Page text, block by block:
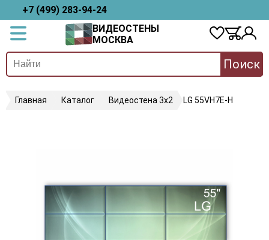
+7 (499) 283-94-24
ВИДЕОСТЕНЫ
МОСКВА
Поиск
Главная Каталог Видеостена 3х2 LG 55VH7E-H